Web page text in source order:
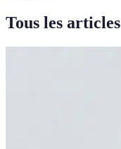
Tous les articles